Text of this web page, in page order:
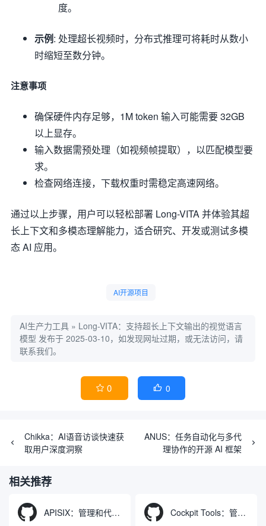
度。
示例: 处理超长视频时，分布式推理可将耗时从数小
时缩短至数分钟。
注意事项
确保硬件内存足够，1M token 输入可能需要 32GB
以上显存。
输入数据需预处理（如视频帧提取），以匹配模型要
求。
检查网络连接，下载权重时需稳定高速网络。
通过以上步骤，用户可以轻松部署 Long-VITA 并体验其超
长上下文和多模态理解能力，适合研究、开发或测试多模
态 AI 应用。
AI开源项目
AI生产力工具 » Long-VITA：支持超长上下文输出的视觉语言
模型 发布于 2025-03-10，如发现网址过期，或无法访问，请
联系我们。
 0  0
Chikka：AI语音访谈快速获
取用户深度洞察
ANUS：任务自动化与多代
理协作的开源 AI 框架
相关推荐
APISIX：管理和代理API及大模型流量的高性能网关 Cockpit Tools：管理多个AI编程IDE账号与配置多开独立实例的本地桌面应用